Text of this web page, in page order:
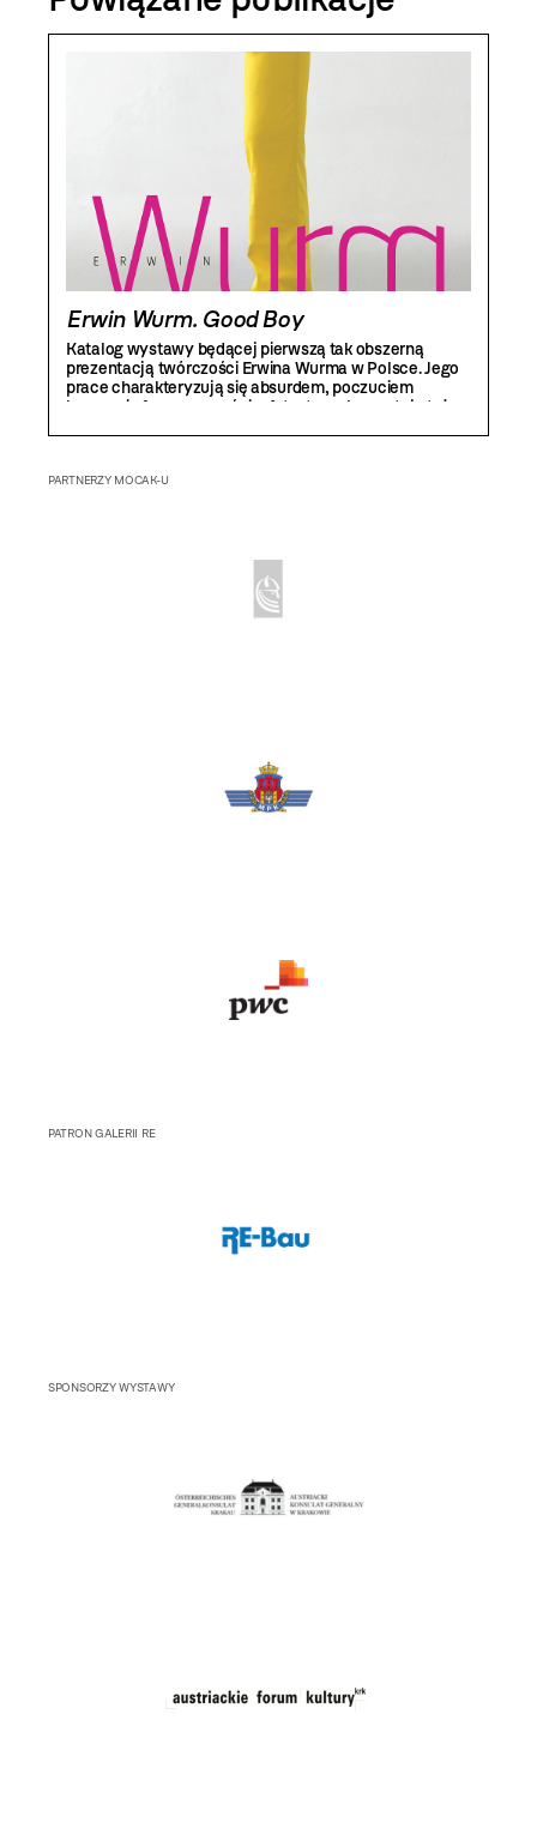
Erwin Wurm. Good Boy
Katalog wystawy będącej pierwszą tak obszerną
prezentacją twórczości Erwina Wurma w Polsce. Jego
prace charakteryzują się absurdem, poczuciem
humoru i efemerycznością. Artysta wykorzystuje też
Jałowik oraz eseje Christophe’a Ceski i Edelberta Köba.
PARTNERZY MOCAK-U
PATRON GALERII RE
SPONSORZY WYSTAWY